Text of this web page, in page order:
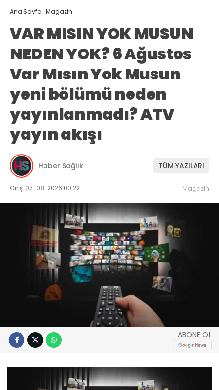
Ana Sayfa ›Magazin
VAR MISIN YOK MUSUN
NEDEN YOK? 6 Ağustos
Var Mısın Yok Musun
yeni bölümü neden
yayınlanmadı? ATV
yayın akışı
Haber Sağlık TÜM YAZILARI
Giriş: 07-08-2026 00:22 Magazin
ABONE OL